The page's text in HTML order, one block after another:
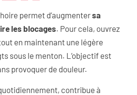
permet d’augmentersa
les blocages. Pour cela, ouvrez
en maintenant une légère
sous le menton. L’objectif est
provoquer de douleur.
contribue à